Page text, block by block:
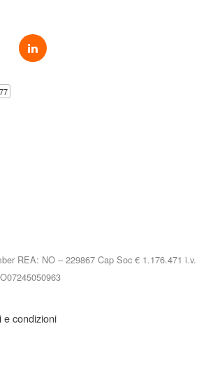
REA: NO – 229867 Cap Soc € 1.176.471 i.v.
e condizioni